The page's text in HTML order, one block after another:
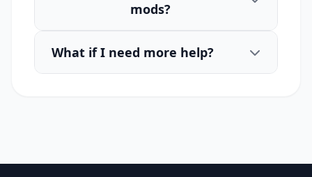
mods?
What if I need more help?